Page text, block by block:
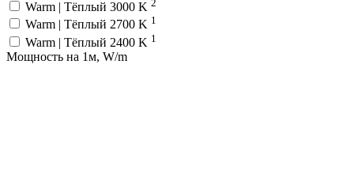
Warm | Тёплый 3000 K 2
Warm | Тёплый 2700 K 1
Warm | Тёплый 2400 K 1
Мощность на 1м, W/m